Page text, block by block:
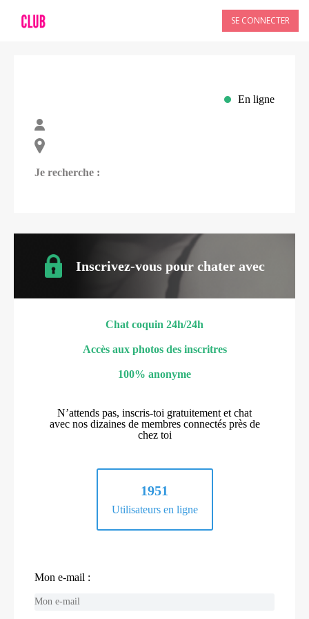
SE CONNECTER
En ligne
Je recherche :
Inscrivez-vous pour chater avec
Chat coquin 24h/24h
Accès aux photos des inscritres
100% anonyme
N’attends pas, inscris-toi gratuitement et chat
avec nos dizaines de membres connectés près de
chez toi
1951
Utilisateurs en ligne
Mon e-mail :